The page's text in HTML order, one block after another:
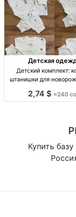
Детская
Детский комплект:
штанишки для
комплект 2 пр.: кофта +
2,74 $ ≈240
Купить